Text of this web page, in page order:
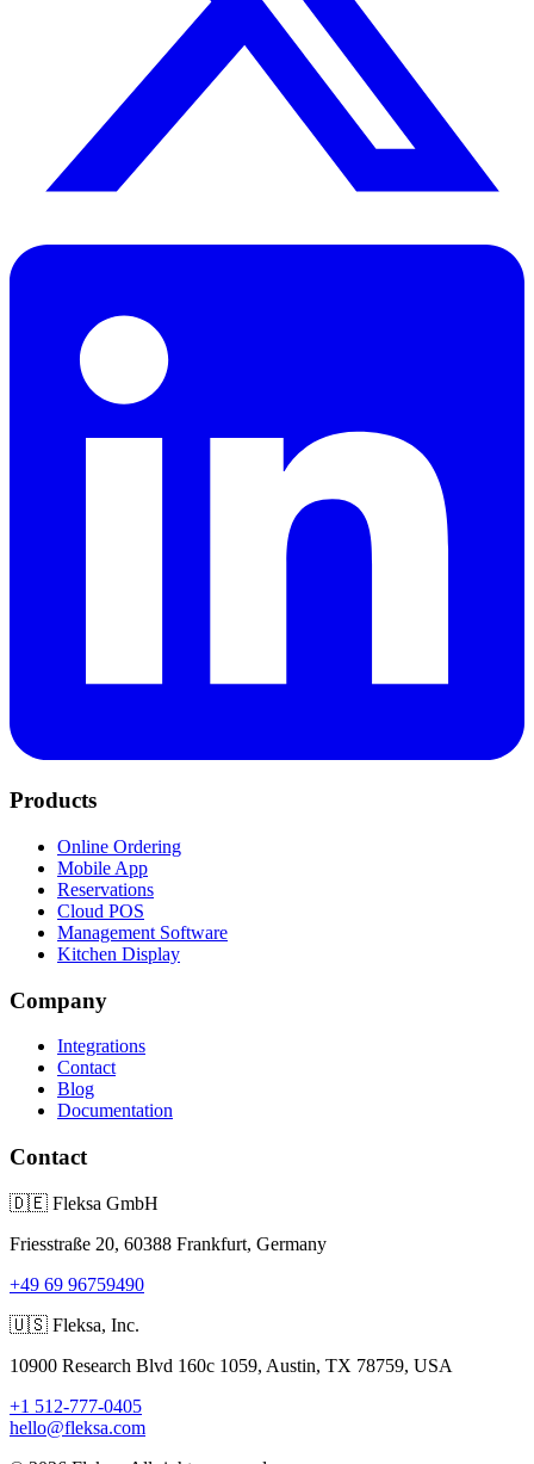
Products
Online Ordering
Mobile App
Reservations
Cloud POS
Management Software
Kitchen Display
Company
Integrations
Contact
Blog
Documentation
Contact
🇩🇪 Fleksa GmbH
Friesstraße 20, 60388 Frankfurt, Germany
+49 69 96759490
🇺🇸 Fleksa, Inc.
10900 Research Blvd 160c 1059, Austin, TX 78759, USA
+1 512-777-0405
hello@fleksa.com